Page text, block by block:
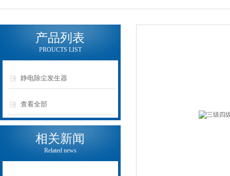
产品列表
PROUCTS LIST
静电除尘发生器
查看全部
相关新闻
Related news